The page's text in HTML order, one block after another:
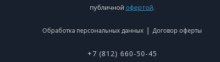
публичной офертой.
Обработка персональных данных | Договор оферты
+7 (812) 660-50-45